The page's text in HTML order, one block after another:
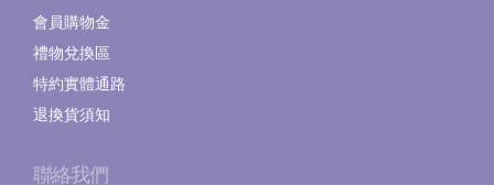
會員購物金
禮物兌換區
特約實體通路
退換貨須知
聯絡我們